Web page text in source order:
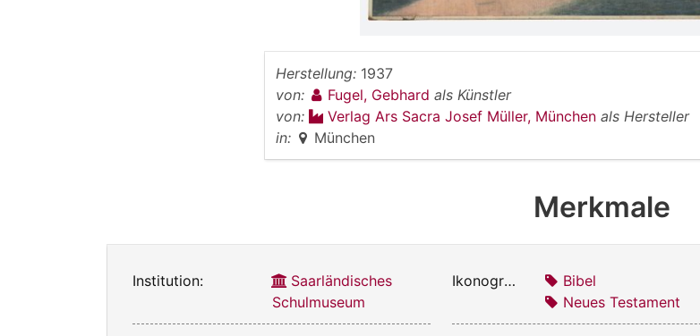
Herstellung: 1937
von:
Fugel, Gebhard als Künstler
von:
Verlag Ars Sacra Josef Müller, München als Hersteller
in:
München
Merkmale
Institution:
Saarländisches
Schulmuseum
Ikonografie:
Bibel
Neues Testament